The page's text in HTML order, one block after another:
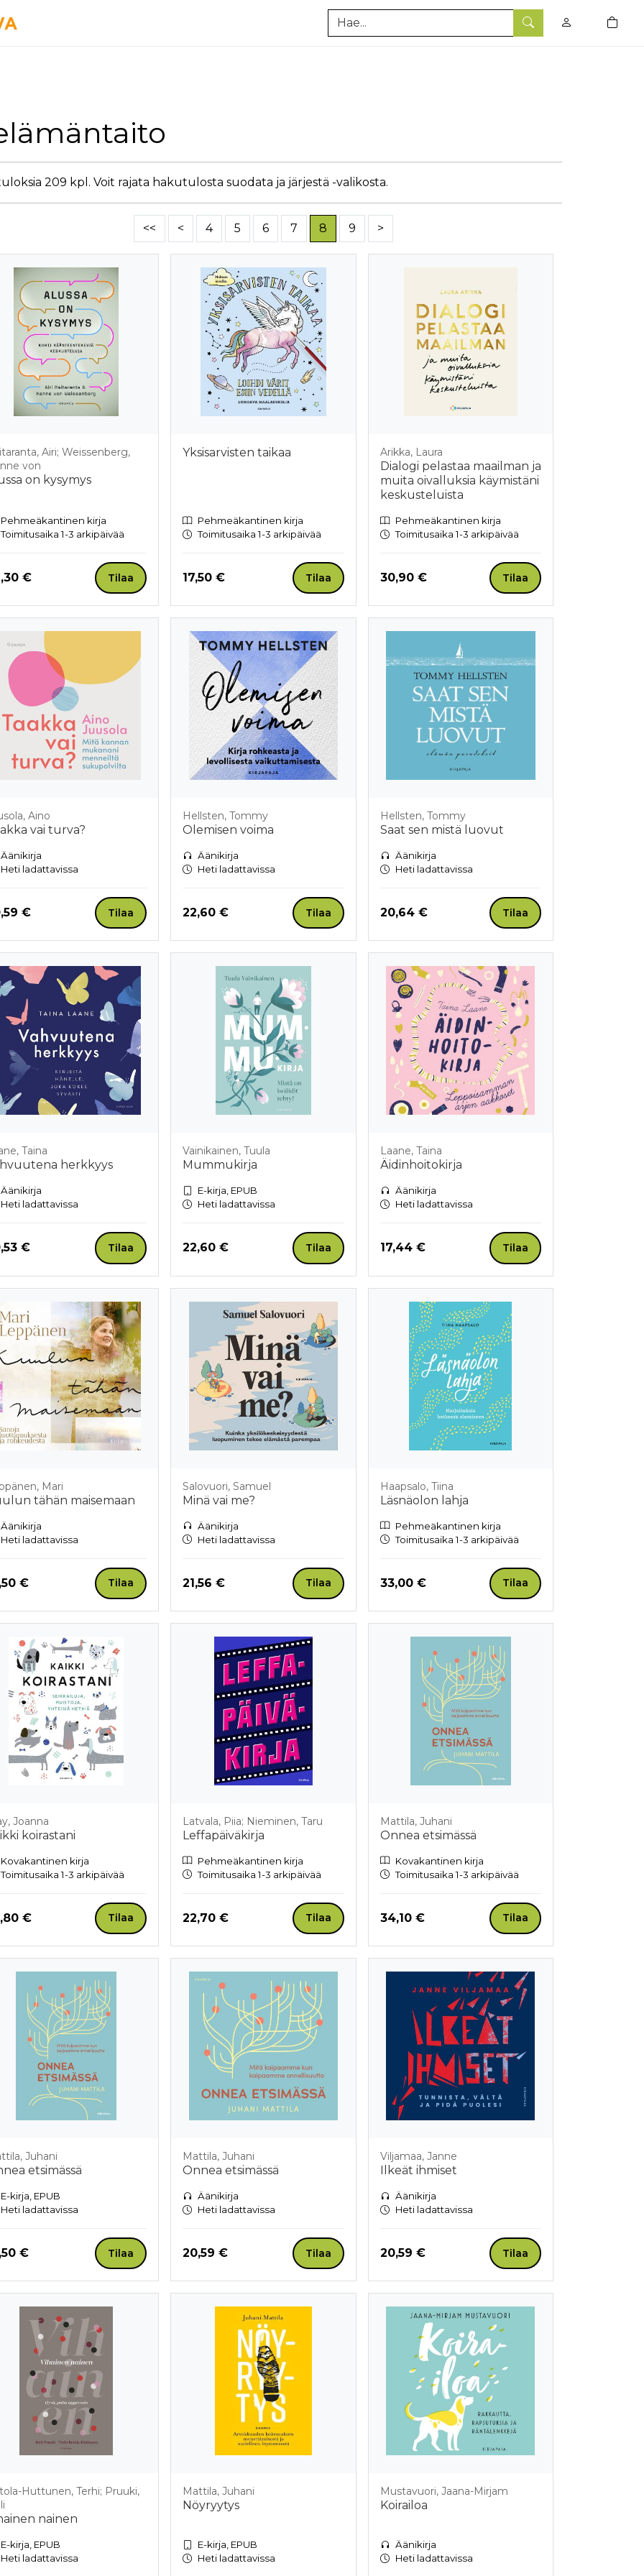
Hae
0
209 kpl. Voit rajata hakutulosta suodata ja järjestä -valikosta.
<< < 4 5 6 7 8 9 >
Airi; Weissenberg,
von
on kysymys
Pehmeäkantinen kirja
Toimitusaika 1-3 arkipäivää
nyt
€ Tilaa
Yksisarvisten taikaa
Pehmeäkantinen kirja
Toimitusaika 1-3 arkipäivää
Hinta nyt
17,50 € Tilaa
Arikka, Laura
Dialogi pelastaa maailman ja
muita oivalluksia käymistäni
keskusteluista
Pehmeäkantinen kirja
Toimitusaika 1-3 arkipäivää
Hinta nyt
30,90 € Tilaa
Aino
vai turva?
Äänikirja
Heti ladattavissa
nyt
€ Tilaa
Hellsten, Tommy
Olemisen voima
Äänikirja
Heti ladattavissa
Hinta nyt
22,60 € Tilaa
Hellsten, Tommy
Saat sen mistä luovut
Äänikirja
Heti ladattavissa
Hinta nyt
20,64 € Tilaa
Taina
herkkyys
Äänikirja
Heti ladattavissa
nyt
€ Tilaa
Vainikainen, Tuula
Mummukirja
E-kirja, EPUB
Heti ladattavissa
Hinta nyt
22,60 € Tilaa
Laane, Taina
Äidinhoitokirja
Äänikirja
Heti ladattavissa
Hinta nyt
17,44 € Tilaa
Mari
tähän maisemaan
Äänikirja
Heti ladattavissa
nyt
€ Tilaa
Salovuori, Samuel
Minä vai me?
Äänikirja
Heti ladattavissa
Hinta nyt
21,56 € Tilaa
Haapsalo, Tiina
Läsnäolon lahja
Pehmeäkantinen kirja
Toimitusaika 1-3 arkipäivää
Hinta nyt
33,00 € Tilaa
Joanna
koirastani
Kovakantinen kirja
Toimitusaika 1-3 arkipäivää
nyt
€ Tilaa
Latvala, Piia; Nieminen, Taru
Leffapäiväkirja
Pehmeäkantinen kirja
Toimitusaika 1-3 arkipäivää
Hinta nyt
22,70 € Tilaa
Mattila, Juhani
Onnea etsimässä
Kovakantinen kirja
Toimitusaika 1-3 arkipäivää
Hinta nyt
34,10 € Tilaa
Juhani
etsimässä
E-kirja, EPUB
Heti ladattavissa
nyt
€ Tilaa
Mattila, Juhani
Onnea etsimässä
Äänikirja
Heti ladattavissa
Hinta nyt
20,59 € Tilaa
Viljamaa, Janne
Ilkeät ihmiset
Äänikirja
Heti ladattavissa
Hinta nyt
20,59 € Tilaa
Huttunen, Terhi; Pruuki,
nainen
E-kirja, EPUB
Heti ladattavissa
Mattila, Juhani
Nöyryytys
E-kirja, EPUB
Heti ladattavissa
Mustavuori, Jaana-Mirjam
Koirailoa
Äänikirja
Heti ladattavissa